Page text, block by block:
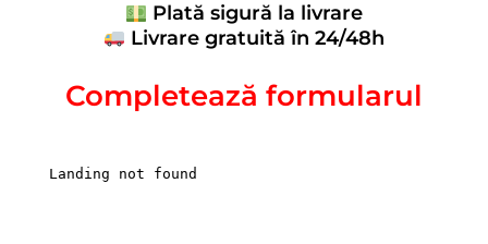
Plată sigură la livrare
Livrare gratuită în 24/48h
Completează formularul